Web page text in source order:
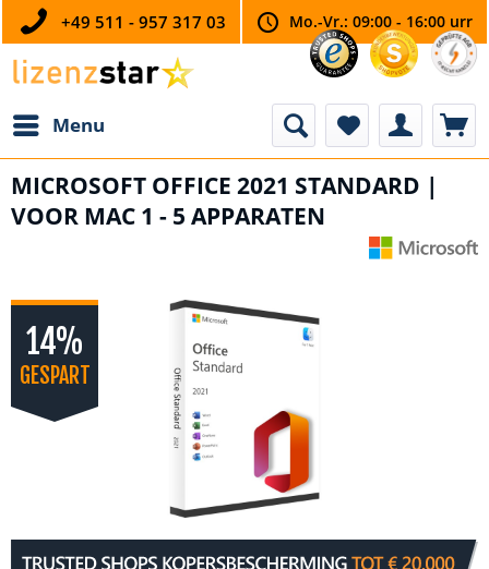
+49 511 - 957 317 03 Mo.-Vr.: 09:00 - 16:00 urr
Menu
MICROSOFT OFFICE 2021 STANDARD |
VOOR MAC 1 - 5 APPARATEN
14%
GESPART